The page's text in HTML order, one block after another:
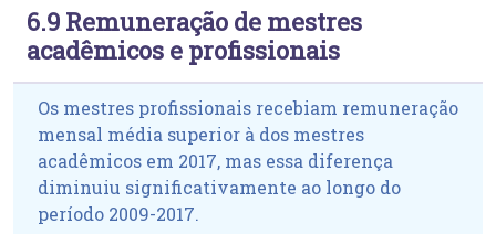
6.9 Remuneração de mestres
acadêmicos e profissionais
Os mestres profissionais recebiam remuneração
mensal média superior à dos mestres
acadêmicos em 2017, mas essa diferença
diminuiu significativamente ao longo do
período 2009-2017.